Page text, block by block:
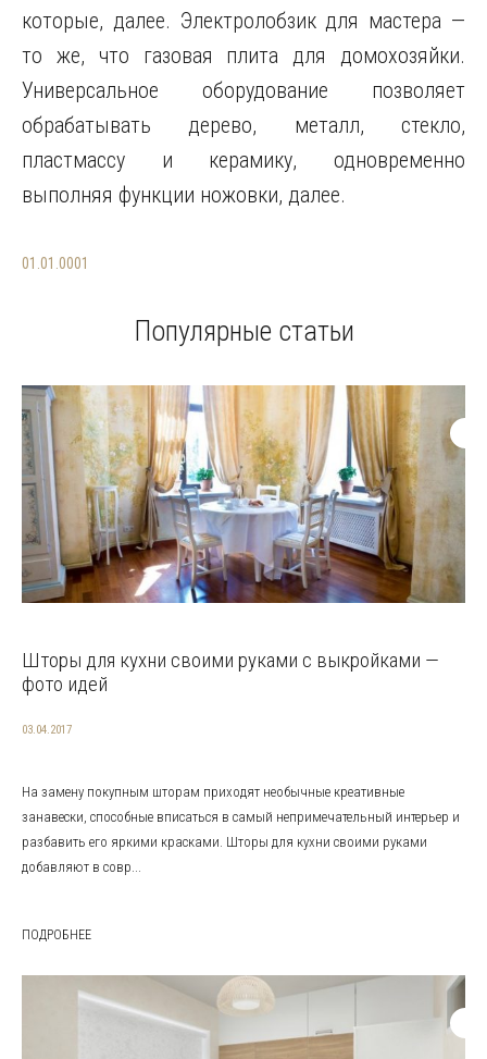
которые, далее. Электролобзик для мастера —
то же, что газовая плита для домохозяйки.
Универсальное оборудование позволяет
обрабатывать дерево, металл, стекло,
пластмассу и керамику, одновременно
выполняя функции ножовки, далее.
01.01.0001
Популярные статьи
Шторы для кухни своими руками с выкройками —
фото идей
03.04.2017
На замену покупным шторам приходят необычные креативные
занавески, способные вписаться в самый непримечательный интерьер и
разбавить его яркими красками. Шторы для кухни своими руками
добавляют в совр...
ПОДРОБНЕЕ